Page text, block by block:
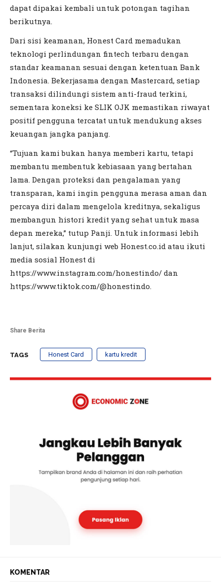
dapat dipakai kembali untuk potongan tagihan
berikutnya.
Dari sisi keamanan, Honest Card memadukan
teknologi perlindungan fintech terbaru dengan
standar keamanan sesuai dengan ketentuan Bank
Indonesia. Bekerjasama dengan Mastercard, setiap
transaksi dilindungi sistem anti-fraud terkini,
sementara koneksi ke SLIK OJK memastikan riwayat
positif pengguna tercatat untuk mendukung akses
keuangan jangka panjang.
“Tujuan kami bukan hanya memberi kartu, tetapi
membantu membentuk kebiasaan yang bertahan
lama. Dengan proteksi dan pengalaman yang
transparan, kami ingin pengguna merasa aman dan
percaya diri dalam mengelola kreditnya, sekaligus
membangun histori kredit yang sehat untuk masa
depan mereka,” tutup Panji. Untuk informasi lebih
lanjut, silakan kunjungi web Honest.co.id atau ikuti
media sosial Honest di
https://www.instagram.com/honestindo/ dan
https://www.tiktok.com/@honestindo.
Share Berita
TAGS Honest Card kartu kredit
KOMENTAR